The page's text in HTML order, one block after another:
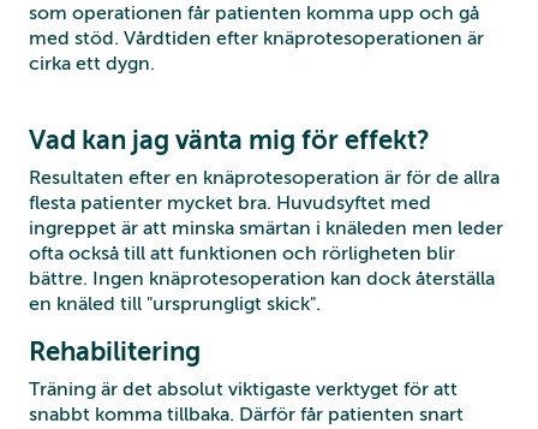
som operationen får patienten komma upp och gå
med stöd. Vårdtiden efter knäprotesoperationen är
cirka ett dygn.
Vad kan jag vänta mig för effekt?
Resultaten efter en knäprotesoperation är för de allra
flesta patienter mycket bra. Huvudsyftet med
ingreppet är att minska smärtan i knäleden men leder
ofta också till att funktionen och rörligheten blir
bättre. Ingen knäprotesoperation kan dock återställa
en knäled till "ursprungligt skick".
Rehabilitering
Träning är det absolut viktigaste verktyget för att
snabbt komma tillbaka. Därför får patienten snart